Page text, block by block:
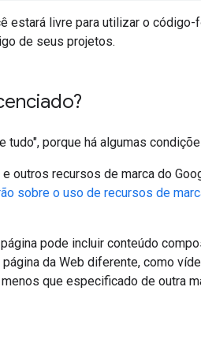
estará livre para utilizar o
de seus projetos.
tudo", porque há algumas
outros recursos de marca do
sobre o uso de recursos de
pode incluir conteúdo
página da Web diferente, como
que especificado de outra